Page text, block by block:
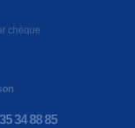
chèque
34 88 85